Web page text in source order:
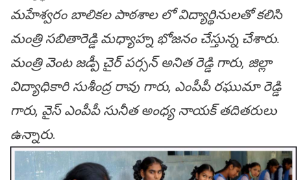
మహేశ్వరం బాలికల పాఠశాల లో విద్యార్థినులతో కలిసి
మంత్రి స‌బితారెడ్డి మధ్యాహ్న భోజనం చేస్తున్న చేశారు.
మంత్రి వెంట జడ్పీ చైర్ పర్సన్ అనిత రెడ్డి గారు, జిల్లా
విద్యాధికారి సుశీంద్ర రావు గారు, ఎంపీపీ రఘుమా రెడ్డి
గారు, వైస్ ఎంపీపీ సునీత అంధ్య నాయక్ త‌దిత‌రులు
ఉన్నారు.